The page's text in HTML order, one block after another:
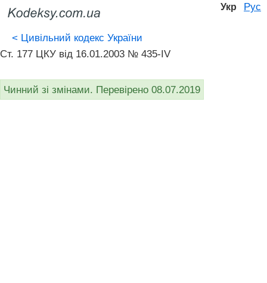
Укр Рус
< Цивільний кодекс України
Ст. 177 ЦКУ від 16.01.2003 № 435-IV
Чинний зі змінами. Перевірено 08.07.2019